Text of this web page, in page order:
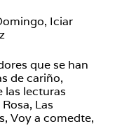
Iciar
que se han
de cariño,
las lecturas
Las
Voy a comedte,